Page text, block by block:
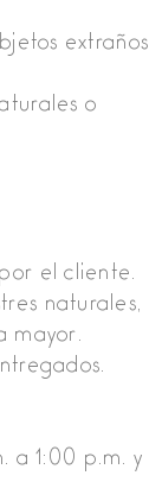
extraños
o
el cliente.
naturales,
mayor.
a 1:00 p.m. y